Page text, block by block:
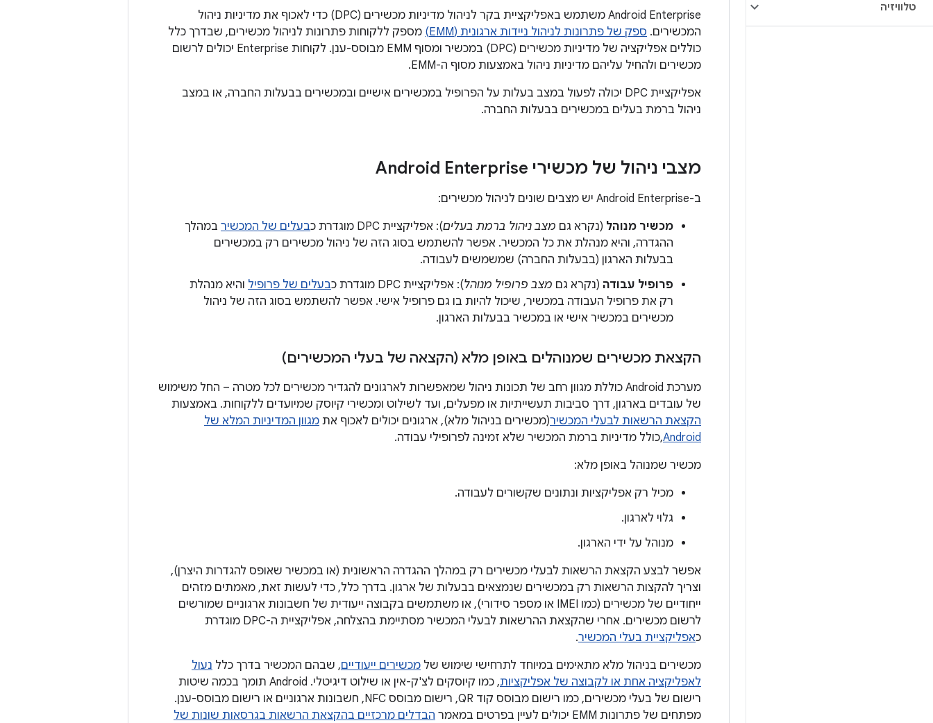
טלוויזיה
‫Android Enterprise משתמש באפליקציית בקר לניהול מדיניות מכשירים (DPC) כדי לאכוף את מדיניות ניהול
המכשירים. ספק של פתרונות לניהול ניידות ארגונית (EMM)
מספק ללקוחות פתרונות לניהול מכשירים, שבדרך כלל
כוללים אפליקציה של מדיניות מכשירים (DPC) במכשיר ומסוף EMM מבוסס-ענן. לקוחות Enterprise יכולים לרשום
מכשירים ולהחיל עליהם מדיניות ניהול באמצעות מסוף ה-EMM.
אפליקציית DPC יכולה לפעול במצב בעלות על הפרופיל במכשירים אישיים ובמכשירים בבעלות החברה, או במצב
ניהול ברמת בעלים במכשירים בבעלות החברה.
מצבי ניהול של מכשירי Android Enterprise
ב-Android Enterprise יש מצבים שונים לניהול מכשירים:
מכשיר מנוהל (נקרא גם מצב ניהול ברמת בעלים): אפליקציית DPC מוגדרת כ בעלים של המכשיר במהלך
ההגדרה, והיא מנהלת את כל המכשיר. אפשר להשתמש בסוג הזה של ניהול מכשירים רק במכשירים
בבעלות הארגון (בבעלות החברה) שמשמשים לעבודה.
פרופיל עבודה (נקרא גם מצב פרופיל מנוהל): אפליקציית DPC מוגדרת כ בעלים של פרופיל והיא מנהלת
רק את פרופיל העבודה במכשיר, שיכול להיות בו גם פרופיל אישי. אפשר להשתמש בסוג הזה של ניהול
מכשירים במכשיר אישי או במכשיר בבעלות הארגון.
הקצאת מכשירים שמנוהלים באופן מלא (הקצאה של בעלי המכשירים)
מערכת Android כוללת מגוון רחב של תכונות ניהול שמאפשרות לארגונים להגדיר מכשירים לכל מטרה – החל משימוש
של עובדים בארגון, דרך סביבות תעשייתיות או מפעלים, ועד לשילוט ומכשירי קיוסק שמיועדים ללקוחות. באמצעות
הקצאת הרשאות לבעלי המכשיר(מכשירים בניהול מלא), ארגונים יכולים לאכוף את מגוון המדיניות המלא של
Android,כולל מדיניות ברמת המכשיר שלא זמינה לפרופילי עבודה.
מכשיר שמנוהל באופן מלא:
מכיל רק אפליקציות ונתונים שקשורים לעבודה.
גלוי לארגון.
מנוהל על ידי הארגון.
אפשר לבצע הקצאת הרשאות לבעלי מכשירים רק במהלך ההגדרה הראשונית (או במכשיר שאופס להגדרות היצרן),
וצריך להקצות הרשאות רק במכשירים שנמצאים בבעלות של ארגון. בדרך כלל, כדי לעשות זאת, מאמתים מזהים
ייחודיים של מכשירים (כמו IMEI או מספר סידורי), או משתמשים בקבוצה ייעודית של חשבונות ארגוניים שמורשים
לרשום מכשירים. אחרי שהקצאת ההרשאות לבעלי המכשיר מסתיימת בהצלחה, אפליקציית ה-DPC מוגדרת
כאפליקציית בעלי המכשיר.
מכשירים בניהול מלא מתאימים במיוחד לתרחישי שימוש של מכשירים ייעודיים, שבהם המכשיר בדרך כלל נעול
לאפליקציה אחת או לקבוצה של אפליקציות
, כמו קיוסקים לצ'ק-אין או שילוט דיגיטלי. ‫Android תומך בכמה שיטות
רישום של בעלי מכשירים, כמו רישום מבוסס קוד QR, רישום מבוסס NFC, חשבונות ארגוניים או רישום מבוסס-ענן.
מפתחים של פתרונות EMM יכולים לעיין בפרטים במאמר
הבדלים מרכזיים בהקצאת הרשאות בגרסאות שונות של